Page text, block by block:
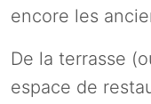
encore les
De la terrasse
espace de